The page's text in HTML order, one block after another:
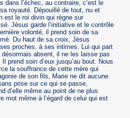
dans l’échec, au contraire, c’est le
royauté. Dépouillé de tout, nu et
est le roi divin qui règne sur
Jésus garde l’initiative et le contrôle
volonté, il prend soin de sa
Du haut de sa croix, Jésus
proches, à ses intimes. Lui qui part
absent, il ne les laisse pas
prend soin d’eux jusqu’au bout. Nous
la souffrance de cette mère qui
de son fils, Marie ne dit aucune
prise sur ce qui se passe,
d’elle même au point de ne plus
mot même à l’égard de celui qui est